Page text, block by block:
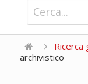
Ricerca
archivistico